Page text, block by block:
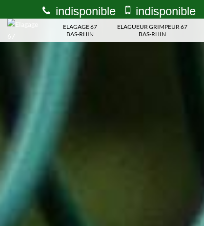
indisponible indisponible
ELAGAGE 67
BAS-RHIN
ELAGUEUR GRIMPEUR 67
BAS-RHIN